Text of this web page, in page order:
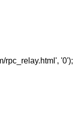
rpc_relay.html', '0');